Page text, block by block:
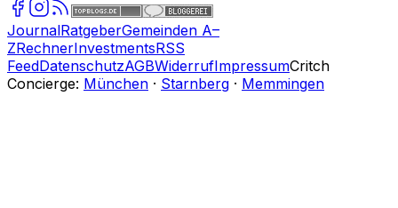
JournalRatgeberGemeinden A–
ZRechnerInvestmentsRSS
FeedDatenschutzAGBWiderrufImpressumCritch
Concierge: München · Starnberg · Memmingen